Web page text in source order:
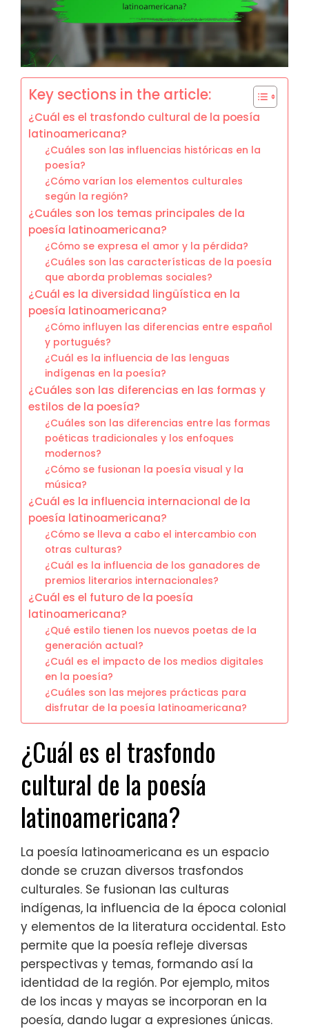
Key sections in the article:
¿Cuál es el trasfondo cultural de la poesía
latinoamericana?
¿Cuáles son las influencias históricas en la
poesía?
¿Cómo varían los elementos culturales
según la región?
¿Cuáles son los temas principales de la
poesía latinoamericana?
¿Cómo se expresa el amor y la pérdida?
¿Cuáles son las características de la poesía
que aborda problemas sociales?
¿Cuál es la diversidad lingüística en la
poesía latinoamericana?
¿Cómo influyen las diferencias entre español
y portugués?
¿Cuál es la influencia de las lenguas
indígenas en la poesía?
¿Cuáles son las diferencias en las formas y
estilos de la poesía?
¿Cuáles son las diferencias entre las formas
poéticas tradicionales y los enfoques
modernos?
¿Cómo se fusionan la poesía visual y la
música?
¿Cuál es la influencia internacional de la
poesía latinoamericana?
¿Cómo se lleva a cabo el intercambio con
otras culturas?
¿Cuál es la influencia de los ganadores de
premios literarios internacionales?
¿Cuál es el futuro de la poesía
latinoamericana?
¿Qué estilo tienen los nuevos poetas de la
generación actual?
¿Cuál es el impacto de los medios digitales
en la poesía?
¿Cuáles son las mejores prácticas para
disfrutar de la poesía latinoamericana?
¿Cuál es el trasfondo
cultural de la poesía
latinoamericana?
La poesía latinoamericana es un espacio
donde se cruzan diversos trasfondos
culturales. Se fusionan las culturas
indígenas, la influencia de la época colonial
y elementos de la literatura occidental. Esto
permite que la poesía refleje diversas
perspectivas y temas, formando así la
identidad de la región. Por ejemplo, mitos
de los incas y mayas se incorporan en la
poesía, dando lugar a expresiones únicas.